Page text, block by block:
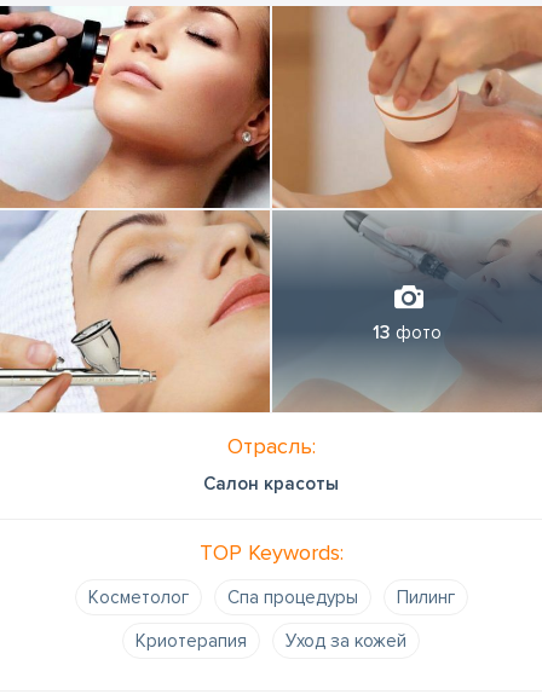
13 фото
Отрасль:
Салон красоты
TOP Keywords:
Kосметолог Cпа процедуры
Пилинг
Kриотерапия
Уход за кожей